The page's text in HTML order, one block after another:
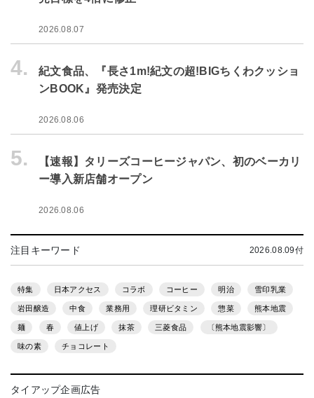
2026.08.07
4.
紀文食品、『長さ1m!紀文の超!BIGちくわクッショ
ンBOOK』発売決定
2026.08.06
5.
【速報】タリーズコーヒージャパン、初のベーカリ
ー導入新店舗オープン
2026.08.06
注目キーワード 2026.08.09付
特集 日本アクセス コラボ コーヒー 明治 雪印乳業
岩田醸造 中食 業務用 理研ビタミン 惣菜 熊本地震
麺 春 値上げ 抹茶 三菱食品 〔熊本地震影響〕
味の素 チョコレート
タイアップ企画広告